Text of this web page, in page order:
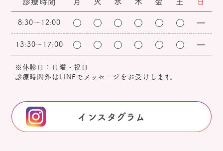
8:30～12:00
13:30～17:00
※休診日：日曜・祝日
診療時間外は LINEでメッセージ をお受けします。
インスタグラム